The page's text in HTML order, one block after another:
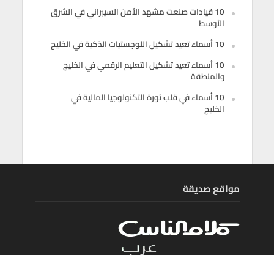
10 قيادات صنعت مشهد الأمن السيبراني في الشرق
الأوسط
10 أسماء تعيد تشكيل اللوجستيات الذكية في الخليج
10 أسماء تعيد تشكيل التعليم الرقمي في الخليج
والمنطقة
10 أسماء في قلب ثورة التكنولوجيا المالية في
الخليج
مواقع صديقة